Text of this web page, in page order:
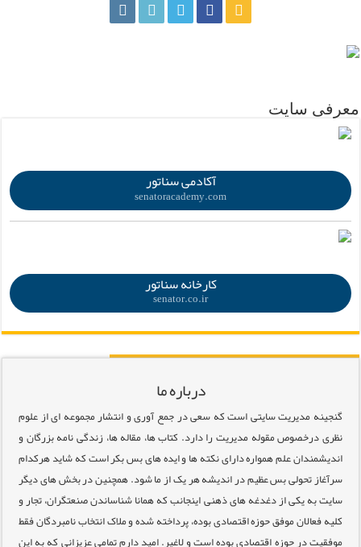
معرفی سایت
آکادمی سناتور
senatoracademy.com
کارخانه سناتور
senator.co.ir
درباره ما
گنجینه مدیریت سایتی است که سعی در جمع آوری و انتشار مجموعه ای از علوم
نظری درخصوص مقوله مدیریت را دارد. کتاب ها، مقاله ها، زندگی نامه بزرگان و
اندیشمندان علم همواره دارای نکته ها و ایده های بس بکر است که شاید هرکدام
سرآغاز تحولی بس عظیم در اندیشه هر یک از ما شود. همچنین در بخش های دیگر
سایت به یکی از دغدغه های ذهنی اینجانب که همانا شناساندن صنعتگران، تجار و
کلیه فعالان موفق حوزه اقتصادی بوده، پرداخته شده و ملاک انتخاب نامبردگان فقط
موفقیت در حوزه اقتصادی بوده است و لاغیر. امید دارم تمامی عزیزانی که به این